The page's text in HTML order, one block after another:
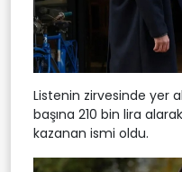
Listenin zirvesinde yer
başına 210 bin lira
kazanan ismi oldu.